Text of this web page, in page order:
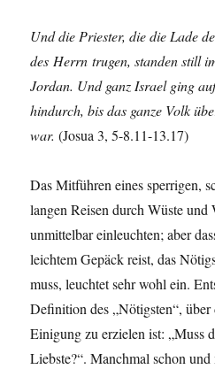
Und die Priester, die die Lade
des Herrn trugen, standen still
Jordan. Und ganz Israel ging
hindurch, bis das ganze Volk
war. (Josua 3, 5-8.11-13.17)
Das Mitführen eines sperrigen,
langen Reisen durch Wüste und
unmittelbar einleuchten; aber
leichtem Gepäck reist, das
muss, leuchtet sehr wohl ein.
Definition des „Nötigsten“,
Einigung zu erzielen ist: „Muss
Liebste?“. Manchmal schon und